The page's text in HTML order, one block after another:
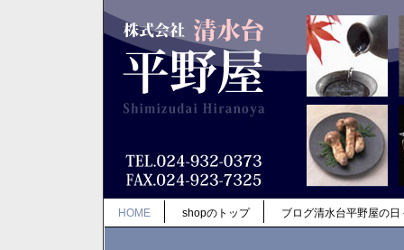
HOME shopのトップ ブログ清水台平野屋の日